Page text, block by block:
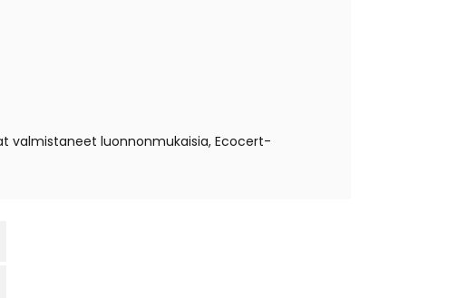
valmistaneet luonnonmukaisia, Ecocert-